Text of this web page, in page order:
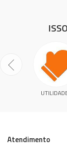
Atendimento